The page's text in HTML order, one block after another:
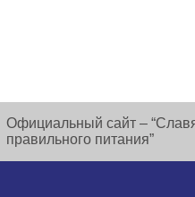
Официальный сайт –
правильного питания”